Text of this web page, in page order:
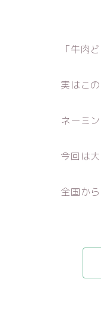
「牛肉
実はこ
ネーミ
今回は
全国から